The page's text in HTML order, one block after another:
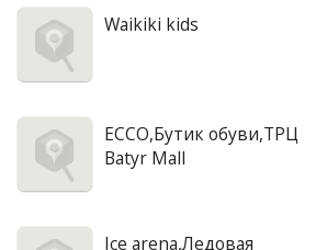
Waikiki kids
ECCO,Бутик обуви,ТРЦ
Batyr Mall
Ice arena,Ледовая